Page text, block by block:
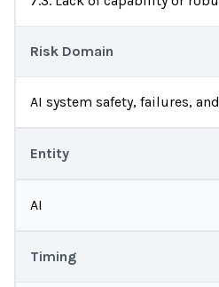
Risk Domain
AI system safety, failures,
Entity
AI
Timing